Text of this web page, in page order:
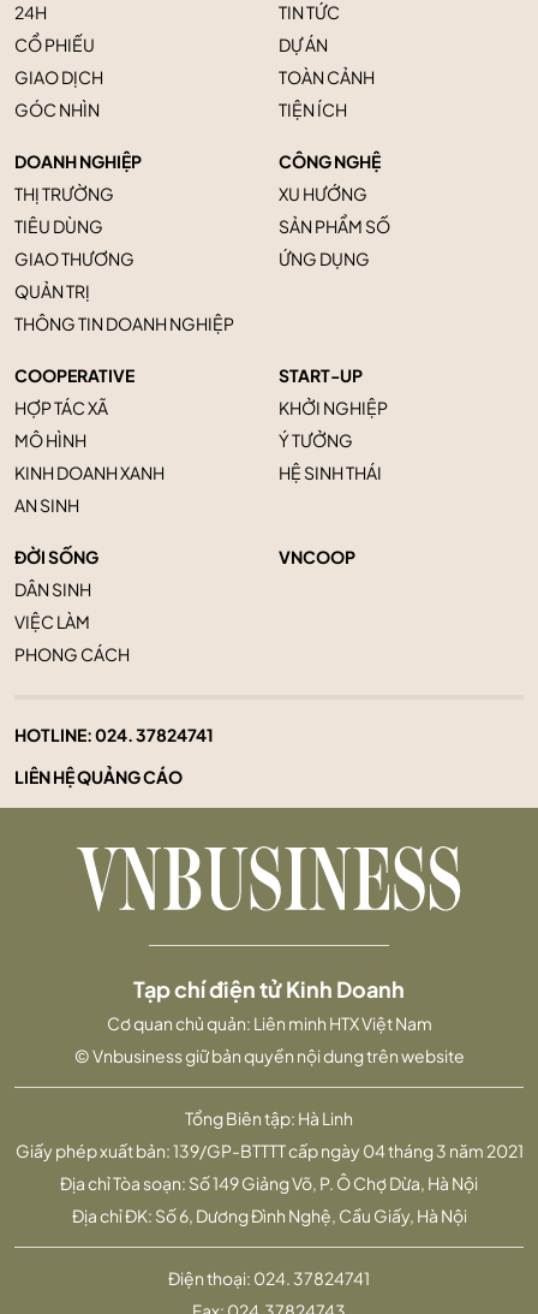
24H
CỔ PHIẾU
GIAO DỊCH
GÓC NHÌN
TIN TỨC
DỰ ÁN
TOÀN CẢNH
TIỆN ÍCH
DOANH NGHIỆP
THỊ TRƯỜNG
TIÊU DÙNG
GIAO THƯƠNG
QUẢN TRỊ
THÔNG TIN DOANH NGHIỆP
CÔNG NGHỆ
XU HƯỚNG
SẢN PHẨM SỐ
ỨNG DỤNG
COOPERATIVE
HỢP TÁC XÃ
MÔ HÌNH
KINH DOANH XANH
AN SINH
START-UP
KHỞI NGHIỆP
Ý TƯỞNG
HỆ SINH THÁI
ĐỜI SỐNG
DÂN SINH
VIỆC LÀM
PHONG CÁCH
VNCOOP
HOTLINE:024. 37824741
LIÊN HỆ QUẢNG CÁO
Tổng Biên tập: Hà Linh
Giấy phép xuất bản: 139/GP-BTTTT cấp ngày 04 tháng 3 năm 2021
Địa chỉ Tòa soạn: Số 149 Giảng Võ, P. Ô Chợ Dừa, Hà Nội
Địa chỉ ĐK: Số 6, Dương Đình Nghệ, Cầu Giấy, Hà Nội
Tạp chí điện tử Kinh Doanh
Cơ quan chủ quản: Liên minh HTX Việt Nam
© Vnbusiness giữ bản quyền nội dung trên website
Điện thoại: 024. 37824741